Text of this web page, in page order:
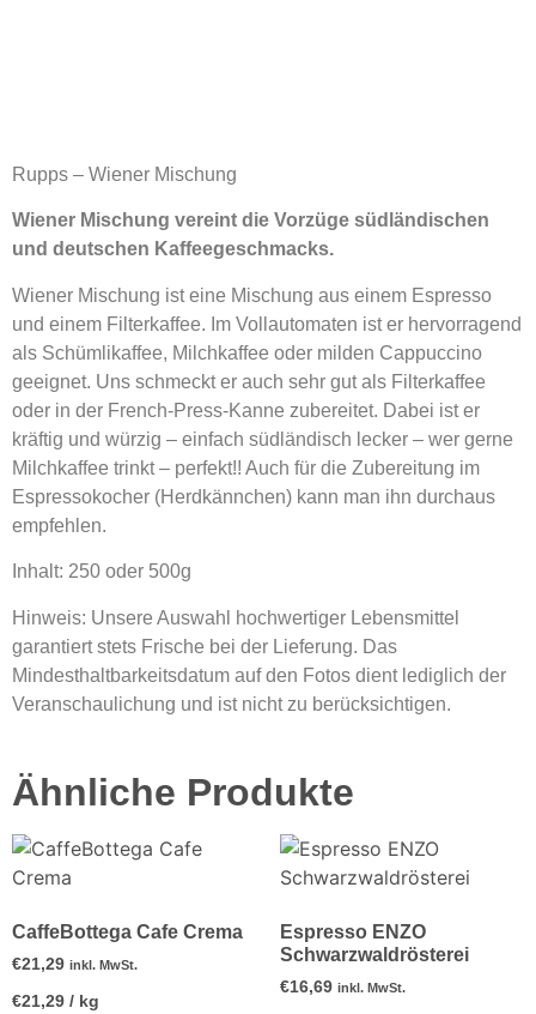
Rupps – Wiener Mischung
Wiener Mischung vereint die Vorzüge südländischen
und deutschen Kaffeegeschmacks.
Wiener Mischung ist eine Mischung aus einem Espresso
und einem Filterkaffee. Im Vollautomaten ist er hervorragend
als Schümlikaffee, Milchkaffee oder milden Cappuccino
geeignet. Uns schmeckt er auch sehr gut als Filterkaffee
oder in der French-Press-Kanne zubereitet. Dabei ist er
kräftig und würzig – einfach südländisch lecker – wer gerne
Milchkaffee trinkt – perfekt!! Auch für die Zubereitung im
Espressokocher (Herdkännchen) kann man ihn durchaus
empfehlen.
Inhalt: 250 oder 500g
Hinweis: Unsere Auswahl hochwertiger Lebensmittel
garantiert stets Frische bei der Lieferung. Das
Mindesthaltbarkeitsdatum auf den Fotos dient lediglich der
Veranschaulichung und ist nicht zu berücksichtigen.
Ähnliche Produkte
CaffeBottega Cafe Crema
€21,29 inkl. MwSt.
€21,29 / kg
Espresso ENZO
Schwarzwaldrösterei
€16,69 inkl. MwSt.